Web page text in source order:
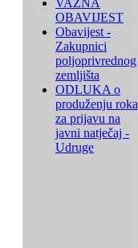
VAŽNA
OBAVIJEST
Obavijest -
Zakupnici
poljoprivrednog
zemljišta
ODLUKA o
produženju roka
za prijavu na
javni natječaj -
Udruge